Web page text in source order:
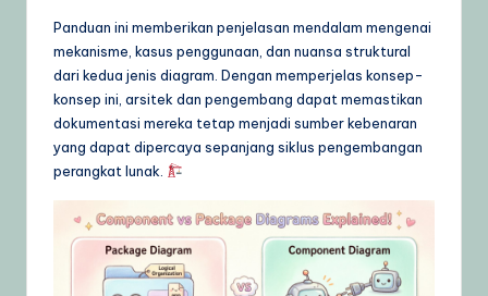
d
T
Panduan ini memberikan penjelasan mendalam mengenai
mekanisme, kasus penggunaan, dan nuansa struktural
dari kedua jenis diagram. Dengan memperjelas konsep-
konsep ini, arsitek dan pengembang dapat memastikan
dokumentasi mereka tetap menjadi sumber kebenaran
yang dapat dipercaya sepanjang siklus pengembangan
perangkat lunak.